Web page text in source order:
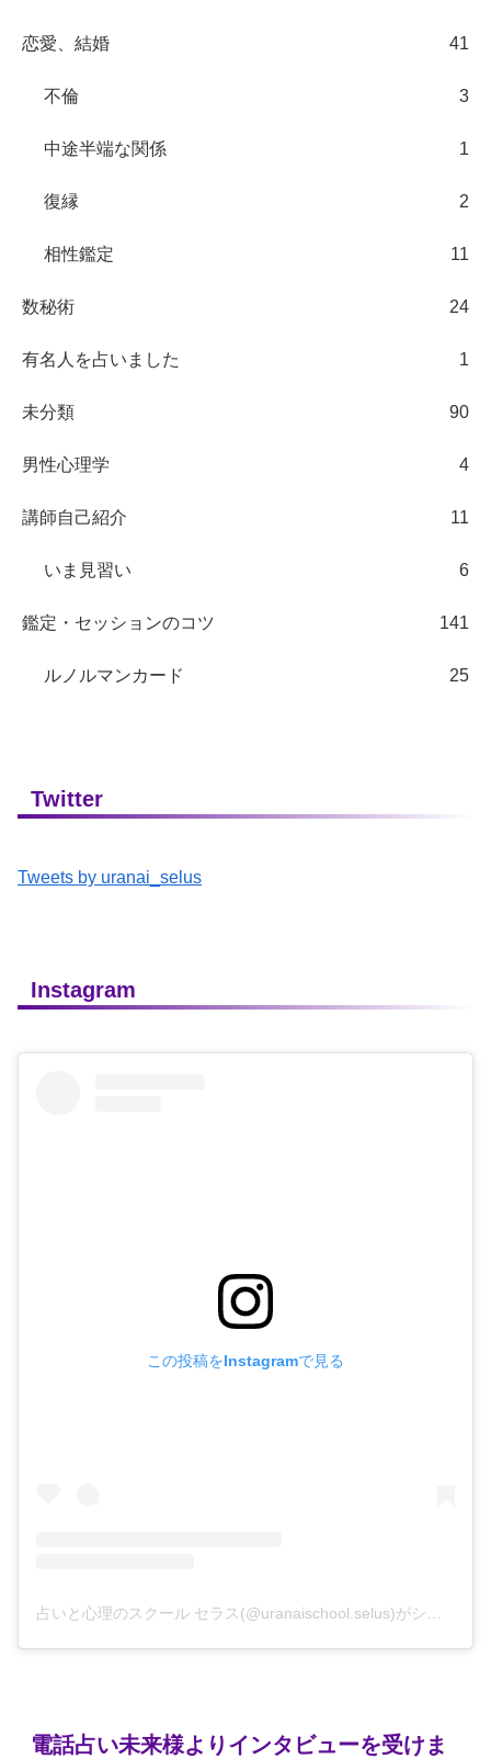
恋愛、結婚 41
不倫 3
中途半端な関係 1
復縁 2
相性鑑定 11
数秘術 24
有名人を占いました 1
未分類 90
男性心理学 4
講師自己紹介 11
いま見習い 6
鑑定・セッションのコツ 141
ルノルマンカード 25
Twitter
Tweets by uranai_selus
Instagram
この投稿をInstagramで見る
占いと心理のスクール セラス(@uranaischool.selus)がシェアした投稿
電話占い未来様よりインタビューを受けま